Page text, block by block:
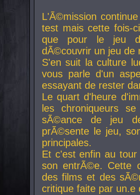
L'Ã©mission
test mais cette fois-
que pour le jeu
dÃ©couvrir un jeu de
S'en suit la culture
vous parle d'un
essayant de rester
Le quart d'heure
les chroniqueurs
sÃ©ance de jeu
prÃ©sente le jeu,
principales.
Et c'est enfin au
son entrÃ©e. Cette
des films et des
critique faite par